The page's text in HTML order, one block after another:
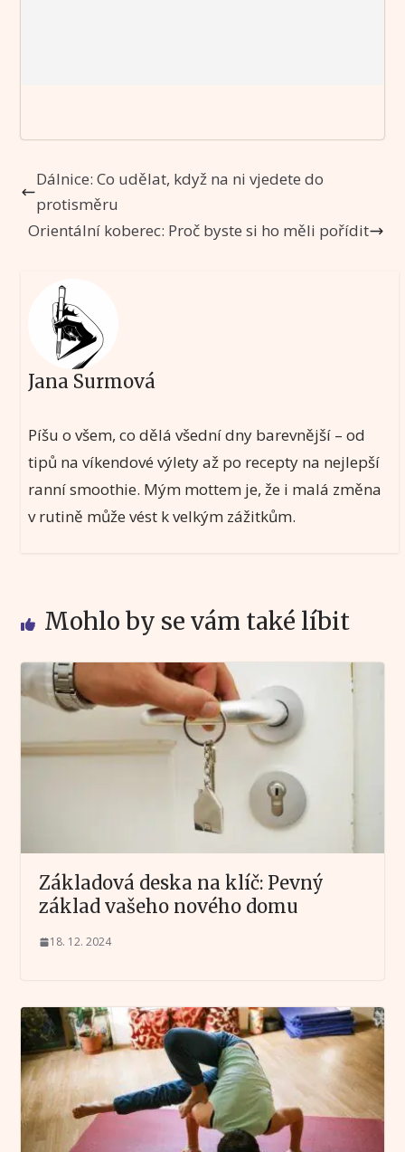
Dálnice: Co udělat, když na ni vjedete do
protisměru
Orientální koberec: Proč byste si ho měli pořídit
Jana Surmová
Píšu o všem, co dělá všední dny barevnější – od
tipů na víkendové výlety až po recepty na nejlepší
ranní smoothie. Mým mottem je, že i malá změna
v rutině může vést k velkým zážitkům.
Mohlo by se vám také líbit
Základová deska na klíč: Pevný
základ vašeho nového domu
18. 12. 2024